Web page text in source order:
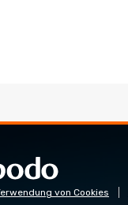
von Cookies